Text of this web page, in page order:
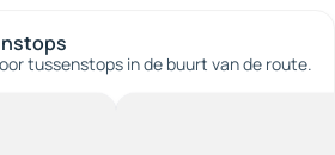
tussenstops in de buurt van de route.